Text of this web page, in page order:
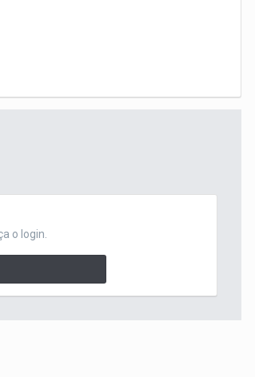
o login.